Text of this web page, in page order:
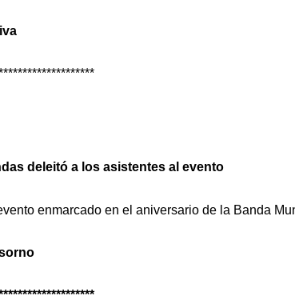
deleitó a los asistentes al evento
enmarcado en el aniversario de la Banda